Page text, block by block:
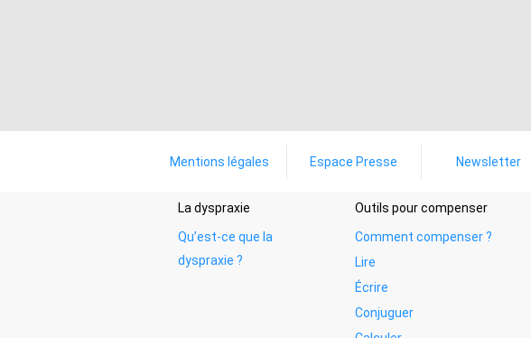
Mentions légales Espace Presse Newsletter
La dyspraxie
Qu’est-ce que la
dyspraxie ?
Outils pour compenser
Comment compenser ?
Lire
Écrire
Conjuguer